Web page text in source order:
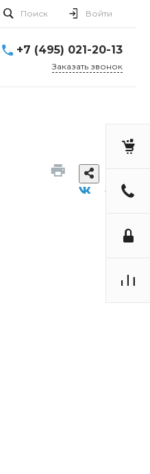
Поиск Войти
+7 (495) 021-20-13
Заказать звонок